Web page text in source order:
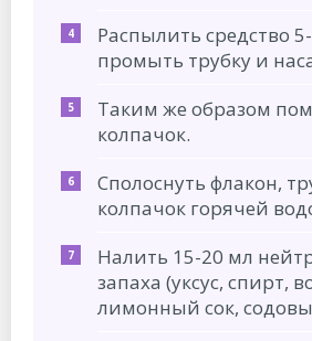
Распылить средство
промыть трубку и
Таким же образом
колпачок.
Сполоснуть флакон,
колпачок горячей
Налить 15-20 мл
запаха (уксус, спирт,
лимонный сок,